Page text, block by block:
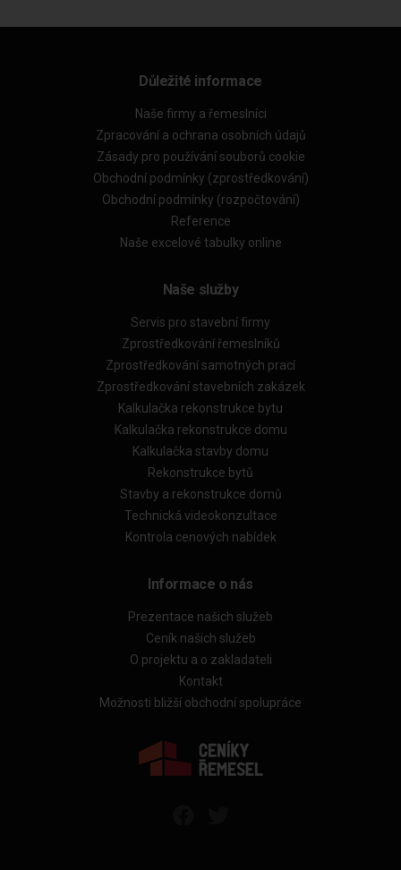
Důležité informace
Naše firmy a řemeslníci
Zpracování a ochrana osobních údajů
Zásady pro používání souborů cookie
Obchodní podmínky (zprostředkování)
Obchodní podmínky (rozpočtování)
Reference
Naše excelové tabulky online
Naše služby
Servis pro stavební firmy
Zprostředkování řemeslníků
Zprostředkování samotných prací
Zprostředkování stavebních zakázek
Kalkulačka rekonstrukce bytu
Kalkulačka rekonstrukce domu
Kalkulačka stavby domu
Rekonstrukce bytů
Stavby a rekonstrukce domů
Technická videokonzultace
Kontrola cenových nabídek
Informace o nás
Prezentace našich služeb
Ceník našich služeb
O projektu a o zakladateli
Kontakt
Možnosti bližší obchodní spolupráce